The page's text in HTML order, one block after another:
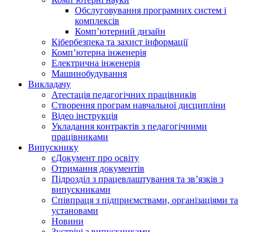
Обслуговування програмних систем і
комплексів
Комп’ютерний дизайн
Кібербезпека та захист інформації
Комп’ютерна інженерія
Електрична інженерія
Машинобудування
Викладачу
Атестація педагогічних працівників
Створення програм навчальної дисципліни
Відео інструкція
Укладання контрактів з педагогічними
працівниками
Випускнику
єДокумент про освіту
Отримання документів
Підрозділ з працевлаштування та зв’язків з
випускниками
Співпраця з підприємствами, організаціями та
установами
Новини